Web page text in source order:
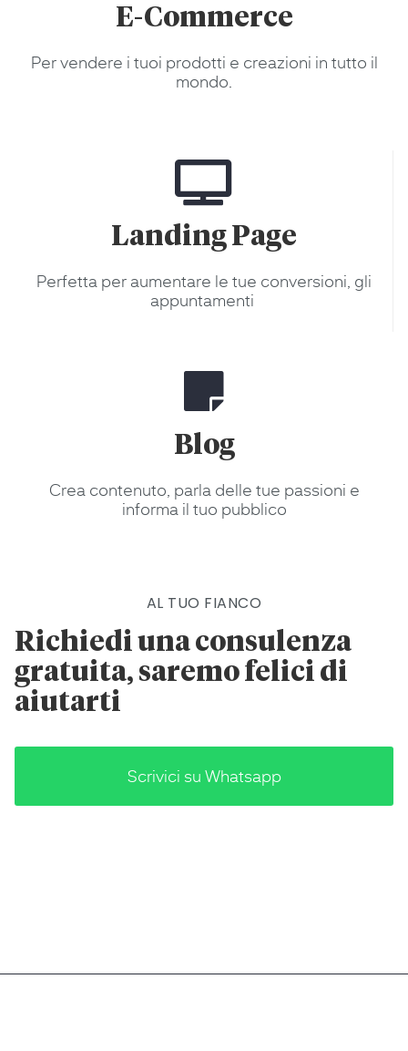
AL TUO FIANCO
Richiedi una consulenza
gratuita, saremo felici di
aiutarti
Scrivici su Whatsapp
E-Commerce
Per vendere i tuoi prodotti e creazioni in tutto il
mondo.
Landing Page
Perfetta per aumentare le tue conversioni, gli
appuntamenti
Blog
Crea contenuto, parla delle tue passioni e
informa il tuo pubblico